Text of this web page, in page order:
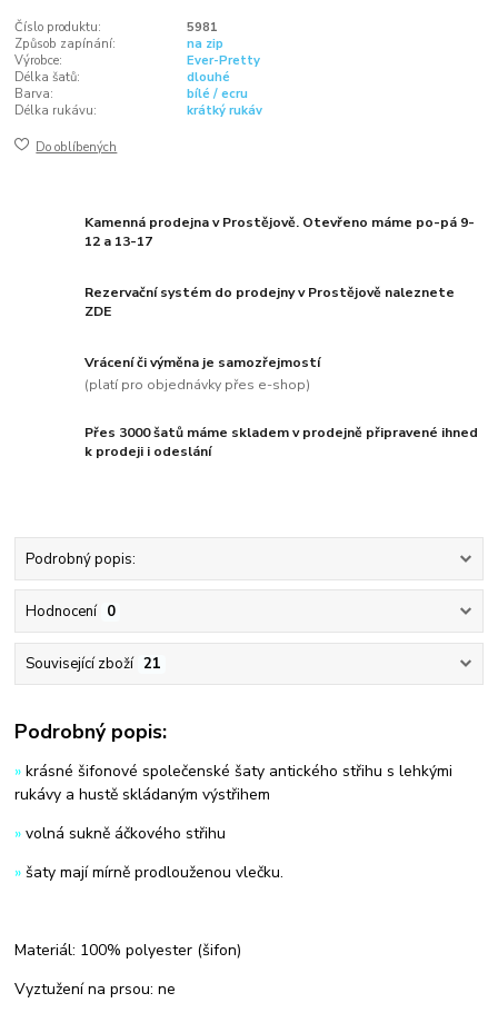
Číslo produktu:
5981
Způsob zapínání:
na zip
Výrobce:
Ever-Pretty
Délka šatů:
dlouhé
Barva:
bílé / ecru
Délka rukávu:
krátký rukáv
Do oblíbených
Kamenná prodejna v Prostějově. Otevřeno máme po-pá 9-
12 a 13-17
Rezervační systém do prodejny v Prostějově naleznete
ZDE
Vrácení či výměna je samozřejmostí
(platí pro objednávky přes e-shop)
Přes 3000 šatů máme skladem v prodejně připravené ihned
k prodeji i odeslání
Podrobný popis:
Hodnocení 0
Související zboží 21
Podrobný popis:
» krásné šifonové společenské šaty antického střihu s lehkými
rukávy a hustě skládaným výstřihem
» volná sukně áčkového střihu
» šaty mají mírně prodlouženou vlečku.
Materiál: 100% polyester (šifon)
Vyztužení na prsou: ne